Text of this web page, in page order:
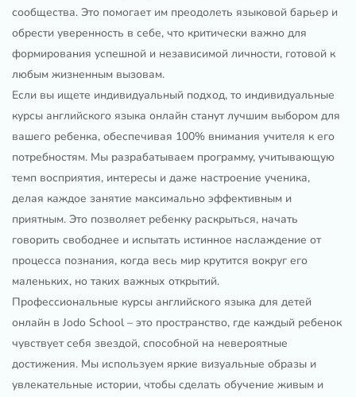
сообщества. Это помогает им преодолеть языковой барьер и
обрести уверенность в себе, что критически важно для
формирования успешной и независимой личности, готовой к
любым жизненным вызовам.
Если вы ищете индивидуальный подход, то индивидуальные
курсы английского языка онлайн станут лучшим выбором для
вашего ребенка, обеспечивая 100% внимания учителя к его
потребностям. Мы разрабатываем программу, учитывающую
темп восприятия, интересы и даже настроение ученика,
делая каждое занятие максимально эффективным и
приятным. Это позволяет ребенку раскрыться, начать
говорить свободнее и испытать истинное наслаждение от
процесса познания, когда весь мир крутится вокруг его
маленьких, но таких важных открытий.
Профессиональные курсы английского языка для детей
онлайн в Jodo School – это пространство, где каждый ребенок
чувствует себя звездой, способной на невероятные
достижения. Мы используем яркие визуальные образы и
увлекательные истории, чтобы сделать обучение живым и